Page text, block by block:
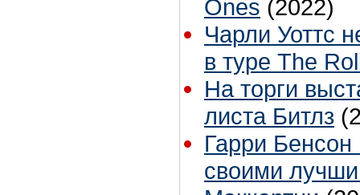
Ones (2022)
Чарли Уоттс
в туре The
На торги
листа Битлз
Гарри Бенсон
своими